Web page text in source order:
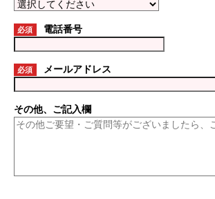
必須 電話番号
必須 メールアドレス
その他、ご記入欄